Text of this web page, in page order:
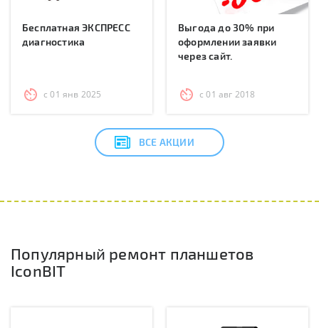
Бесплатная ЭКСПРЕСС
диагностика
с 01 янв 2025
Выгода до 30% при
оформлении заявки
через сайт.
с 01 авг 2018
ВСЕ АКЦИИ
Популярный ремонт планшетов
IconBIT